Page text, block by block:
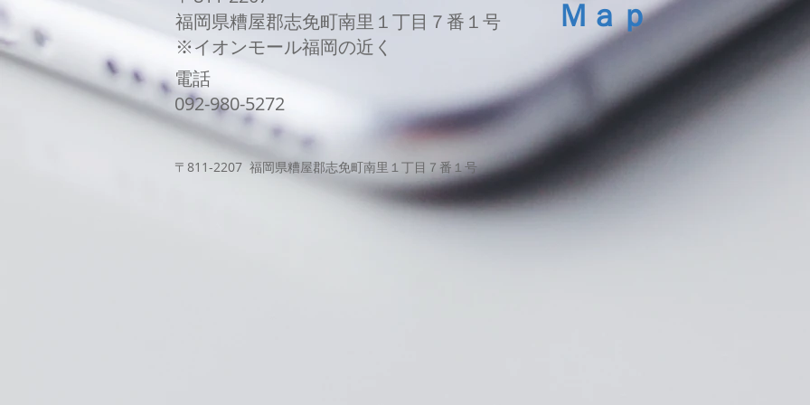
福岡県糟屋郡志免町南里１丁目７番１号
​※イオンモール福岡の近く
Ｍａｐ
電話
​092-980-5272
〒811-2207 福岡県糟屋郡志免町南里１丁目７番１号